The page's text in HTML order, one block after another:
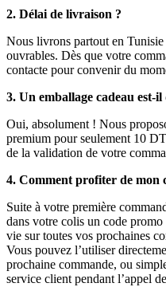
2. Délai de livraison ?
Nous livrons partout en
ouvrables. Dès que votre
contacte pour convenir du
3. Un emballage cadeau est-
Oui, absolument ! Nous
premium pour seulement 10
de la validation de votre
4. Comment profiter de mon
Suite à votre première
dans votre colis un code
vie sur toutes vos prochaines
Vous pouvez l’utiliser
prochaine commande, ou
service client pendant l’appel